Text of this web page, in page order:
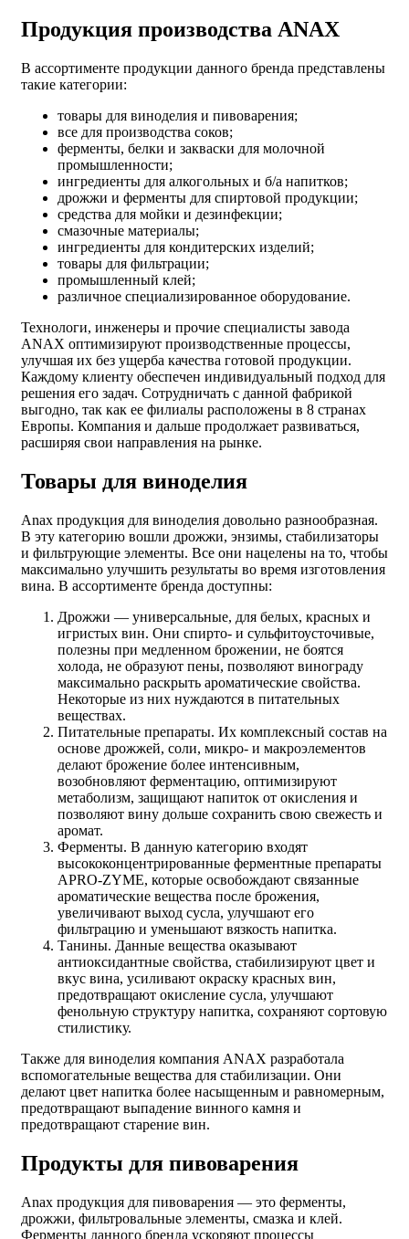
Продукция производства ANAX
В ассортименте продукции данного бренда представлены
такие категории:
товары для виноделия и пивоварения;
все для производства соков;
ферменты, белки и закваски для молочной
промышленности;
ингредиенты для алкогольных и б/а напитков;
дрожжи и ферменты для спиртовой продукции;
средства для мойки и дезинфекции;
смазочные материалы;
ингредиенты для кондитерских изделий;
товары для фильтрации;
промышленный клей;
различное специализированное оборудование.
Технологи, инженеры и прочие специалисты завода
ANAX оптимизируют производственные процессы,
улучшая их без ущерба качества готовой продукции.
Каждому клиенту обеспечен индивидуальный подход для
решения его задач. Сотрудничать с данной фабрикой
выгодно, так как ее филиалы расположены в 8 странах
Европы. Компания и дальше продолжает развиваться,
расширяя свои направления на рынке.
Товары для виноделия
Anax продукция для виноделия довольно разнообразная.
В эту категорию вошли дрожжи, энзимы, стабилизаторы
и фильтрующие элементы. Все они нацелены на то, чтобы
максимально улучшить результаты во время изготовления
вина. В ассортименте бренда доступны:
Дрожжи — универсальные, для белых, красных и
игристых вин. Они спирто- и сульфитоусточивые,
полезны при медленном брожении, не боятся
холода, не образуют пены, позволяют винограду
максимально раскрыть ароматические свойства.
Некоторые из них нуждаются в питательных
веществах.
Питательные препараты. Их комплексный состав на
основе дрожжей, соли, микро- и макроэлементов
делают брожение более интенсивным,
возобновляют ферментацию, оптимизируют
метаболизм, защищают напиток от окисления и
позволяют вину дольше сохранить свою свежесть и
аромат.
Ферменты. В данную категорию входят
высококонцентрированные ферментные препараты
APRO-ZYME, которые освобождают связанные
ароматические вещества после брожения,
увеличивают выход сусла, улучшают его
фильтрацию и уменьшают вязкость напитка.
Танины. Данные вещества оказывают
антиоксидантные свойства, стабилизируют цвет и
вкус вина, усиливают окраску красных вин,
предотвращают окисление сусла, улучшают
фенольную структуру напитка, сохраняют сортовую
стилистику.
Также для виноделия компания ANAX разработала
вспомогательные вещества для стабилизации. Они
делают цвет напитка более насыщенным и равномерным,
предотвращают выпадение винного камня и
предотвращают старение вин.
Продукты для пивоварения
Anax продукция для пивоварения — это ферменты,
дрожжи, фильтровальные элементы, смазка и клей.
Ферменты данного бренда ускоряют процессы